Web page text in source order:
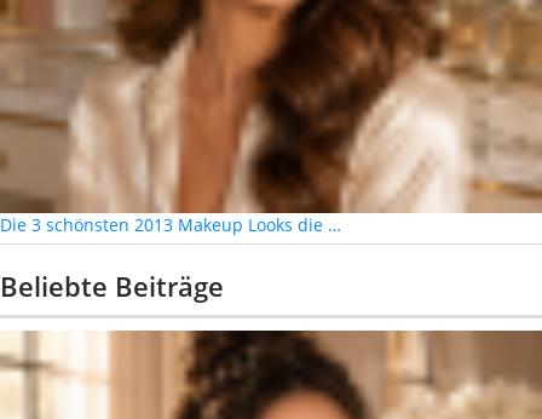
Die 3 schönsten 2013 Makeup Looks die …
Beliebte Beiträge